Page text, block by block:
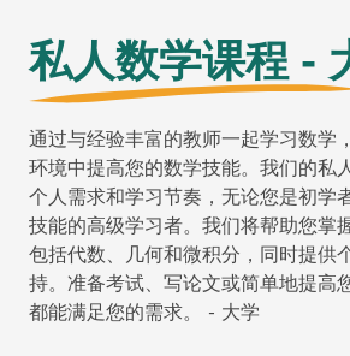
私人数学课程 -
通过与经验丰富的教师一起学习数学
环境中提高您的数学技能。我们的私
个人需求和学习节奏，无论您是初学
技能的高级学习者。我们将帮助您掌
包括代数、几何和微积分，同时提供
持。准备考试、写论文或简单地提高
都能满足您的需求。 - 大学